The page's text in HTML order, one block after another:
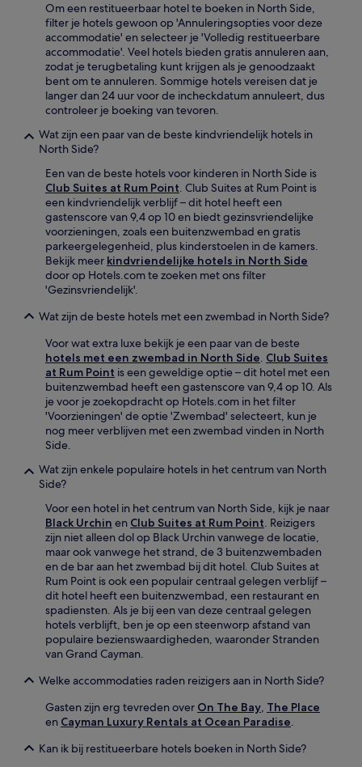
Om een restitueerbaar hotel te boeken in North Side,
filter je hotels gewoon op 'Annuleringsopties voor deze
accommodatie' en selecteer je 'Volledig restitueerbare
accommodatie'. Veel hotels bieden gratis annuleren aan,
zodat je terugbetaling kunt krijgen als je genoodzaakt
bent om te annuleren. Sommige hotels vereisen dat je
langer dan 24 uur voor de incheckdatum annuleert, dus
controleer je boeking van tevoren.
Wat zijn een paar van de beste kindvriendelijk hotels in
North Side?
Een van de beste hotels voor kinderen in North Side is
Club Suites at Rum Point. Club Suites at Rum Point is
een kindvriendelijk verblijf – dit hotel heeft een
gastenscore van 9,4 op 10 en biedt gezinsvriendelijke
voorzieningen, zoals een buitenzwembad en gratis
parkeergelegenheid, plus kinderstoelen in de kamers.
Bekijk meer kindvriendelijke hotels in North Side
door op Hotels.com te zoeken met ons filter
'Gezinsvriendelijk'.
Wat zijn de beste hotels met een zwembad in North Side?
Voor wat extra luxe bekijk je een paar van de beste
hotels met een zwembad in North Side. Club Suites
at Rum Point is een geweldige optie – dit hotel met een
buitenzwembad heeft een gastenscore van 9,4 op 10. Als
je voor je zoekopdracht op Hotels.com in het filter
'Voorzieningen' de optie 'Zwembad' selecteert, kun je
nog meer verblijven met een zwembad vinden in North
Side.
Wat zijn enkele populaire hotels in het centrum van North
Side?
Voor een hotel in het centrum van North Side, kijk je naar
Black Urchin en Club Suites at Rum Point. Reizigers
zijn niet alleen dol op Black Urchin vanwege de locatie,
maar ook vanwege het strand, de 3 buitenzwembaden
en de bar aan het zwembad bij dit hotel. Club Suites at
Rum Point is ook een populair centraal gelegen verblijf –
dit hotel heeft een buitenzwembad, een restaurant en
spadiensten. Als je bij een van deze centraal gelegen
hotels verblijft, ben je op een steenworp afstand van
populaire bezienswaardigheden, waaronder Stranden
van Grand Cayman.
Welke accommodaties raden reizigers aan in North Side?
Gasten zijn erg tevreden over On The Bay, The Place
en Cayman Luxury Rentals at Ocean Paradise.
Kan ik bij restitueerbare hotels boeken in North Side?